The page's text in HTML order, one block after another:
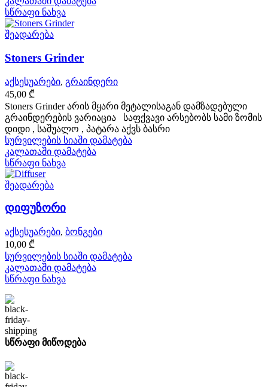
სწრაფი ნახვა
შეადარება
Stoners Grinder
აქსესუარები, გრაინდერი
45,00 ₾
Stoners Grinder არის მყარი მეტალისაგან დამზადებული
გრაინდერების ვარიაცია საფქვავი არსებობს სამი ზომის
დიდი , საშუალო , პატარა აქვს ბასრი
სურვილების სიაში დამატება
კალათაში დამატება
სწრაფი ნახვა
შეადარება
დიფუზორი
აქსესუარები, ბონგები
10,00 ₾
სურვილების სიაში დამატება
კალათაში დამატება
სწრაფი ნახვა
სწრაფი მიწოდება